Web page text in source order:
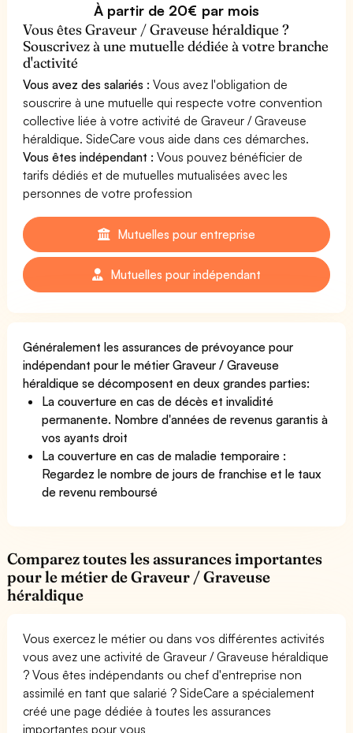
À partir de 20€ par mois
Vous êtes Graveur / Graveuse héraldique ?
Souscrivez à une mutuelle dédiée à votre branche
d'activité
Vous avez des salariés : Vous avez l'obligation de
souscrire à une mutuelle qui respecte votre convention
collective liée à votre activité de Graveur / Graveuse
héraldique. SideCare vous aide dans ces démarches.
Vous êtes indépendant : Vous pouvez bénéficier de
tarifs dédiés et de mutuelles mutualisées avec les
personnes de votre profession
Mutuelles pour entreprise
Mutuelles pour indépendant
Généralement les assurances de prévoyance pour
indépendant pour le métier Graveur / Graveuse
héraldique se décomposent en deux grandes parties:
La couverture en cas de décès et invalidité
permanente. Nombre d'années de revenus garantis à
vos ayants droit
La couverture en cas de maladie temporaire :
Regardez le nombre de jours de franchise et le taux
de revenu remboursé
Comparez toutes les assurances importantes
pour le métier de Graveur / Graveuse
héraldique
Vous exercez le métier ou dans vos différentes activités
vous avez une activité de Graveur / Graveuse héraldique
? Vous êtes indépendants ou chef d'entreprise non
assimilé en tant que salarié ? SideCare a spécialement
créé une page dédiée à toutes les assurances
importantes pour vous